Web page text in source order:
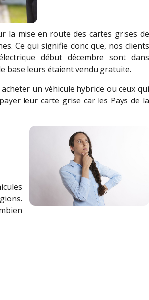
la mise en route des cartes grises de
Ce qui signifie donc que, nos clients
début décembre sont dans
base leurs étaient vendu gratuite.
un véhicule hybride ou ceux qui
leur carte grise car les Pays de la